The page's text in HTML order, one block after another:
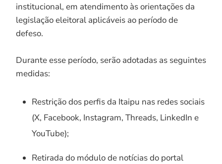
institucional, em atendimento às orientações da
legislação eleitoral aplicáveis ao período de
defeso.
Durante esse período, serão adotadas as seguintes
medidas:
Restrição dos perfis da Itaipu nas redes sociais
(X, Facebook, Instagram, Threads, LinkedIn e
YouTube);
Retirada do módulo de notícias do portal